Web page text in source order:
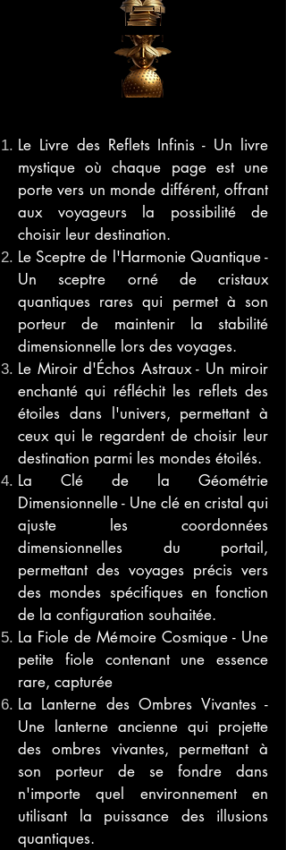
Le Livre des Reflets Infinis - Un livre
mystique où chaque page est une
porte vers un monde différent, offrant
aux voyageurs la possibilité de
choisir leur destination.
Le Sceptre de l'Harmonie Quantique -
Un sceptre orné de cristaux
quantiques rares qui permet à son
porteur de maintenir la stabilité
dimensionnelle lors des voyages.
Le Miroir d'Échos Astraux - Un miroir
enchanté qui réfléchit les reflets des
étoiles dans l'univers, permettant à
ceux qui le regardent de choisir leur
destination parmi les mondes étoilés.
La Clé de la Géométrie
Dimensionnelle - Une clé en cristal qui
ajuste les coordonnées
dimensionnelles du portail,
permettant des voyages précis vers
des mondes spécifiques en fonction
de la configuration souhaitée.
La Fiole de Mémoire Cosmique - Une
petite fiole contenant une essence
rare, capturée
La Lanterne des Ombres Vivantes -
Une lanterne ancienne qui projette
des ombres vivantes, permettant à
son porteur de se fondre dans
n'importe quel environnement en
utilisant la puissance des illusions
quantiques.